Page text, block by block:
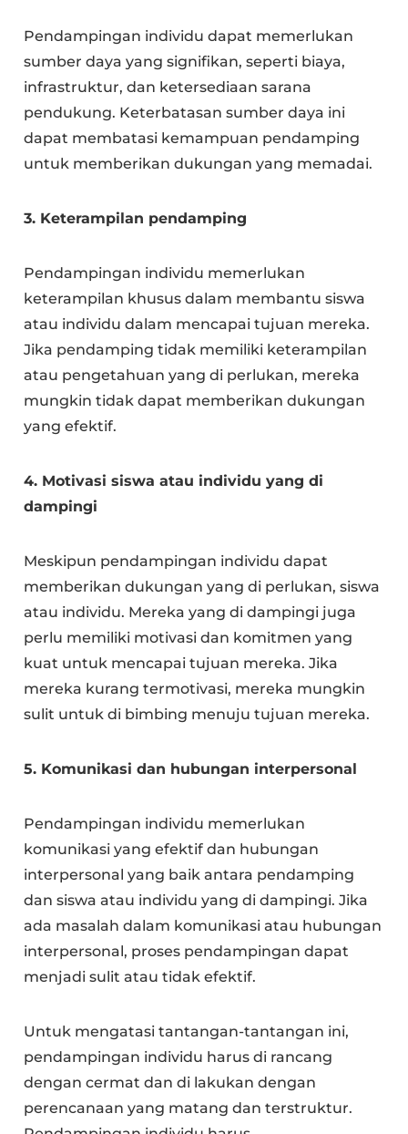
Pendampingan individu dapat memerlukan
sumber daya yang signifikan, seperti biaya,
infrastruktur, dan ketersediaan sarana
pendukung. Keterbatasan sumber daya ini
dapat membatasi kemampuan pendamping
untuk memberikan dukungan yang memadai.
3. Keterampilan pendamping
Pendampingan individu memerlukan
keterampilan khusus dalam membantu siswa
atau individu dalam mencapai tujuan mereka.
Jika pendamping tidak memiliki keterampilan
atau pengetahuan yang di perlukan, mereka
mungkin tidak dapat memberikan dukungan
yang efektif.
4. Motivasi siswa atau individu yang di
dampingi
Meskipun pendampingan individu dapat
memberikan dukungan yang di perlukan, siswa
atau individu. Mereka yang di dampingi juga
perlu memiliki motivasi dan komitmen yang
kuat untuk mencapai tujuan mereka. Jika
mereka kurang termotivasi, mereka mungkin
sulit untuk di bimbing menuju tujuan mereka.
5. Komunikasi dan hubungan interpersonal
Pendampingan individu memerlukan
komunikasi yang efektif dan hubungan
interpersonal yang baik antara pendamping
dan siswa atau individu yang di dampingi. Jika
ada masalah dalam komunikasi atau hubungan
interpersonal, proses pendampingan dapat
menjadi sulit atau tidak efektif.
Untuk mengatasi tantangan-tantangan ini,
pendampingan individu harus di rancang
dengan cermat dan di lakukan dengan
perencanaan yang matang dan terstruktur.